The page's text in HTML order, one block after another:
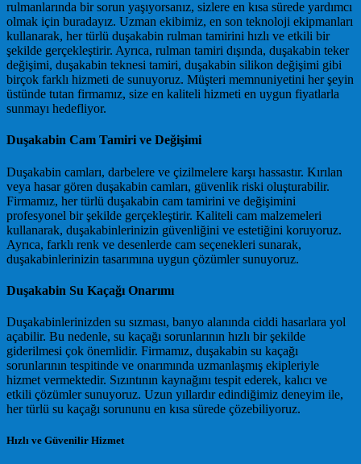
rulmanlarında bir sorun yaşıyorsanız, sizlere en kısa sürede yardımcı
olmak için buradayız. Uzman ekibimiz, en son teknoloji ekipmanları
kullanarak, her türlü duşakabin rulman tamirini hızlı ve etkili bir
şekilde gerçekleştirir. Ayrıca, rulman tamiri dışında, duşakabin teker
değişimi, duşakabin teknesi tamiri, duşakabin silikon değişimi gibi
birçok farklı hizmeti de sunuyoruz. Müşteri memnuniyetini her şeyin
üstünde tutan firmamız, size en kaliteli hizmeti en uygun fiyatlarla
sunmayı hedefliyor.
Duşakabin Cam Tamiri ve Değişimi
Duşakabin camları, darbelere ve çizilmelere karşı hassastır. Kırılan
veya hasar gören duşakabin camları, güvenlik riski oluşturabilir.
Firmamız, her türlü duşakabin cam tamirini ve değişimini
profesyonel bir şekilde gerçekleştirir. Kaliteli cam malzemeleri
kullanarak, duşakabinlerinizin güvenliğini ve estetiğini koruyoruz.
Ayrıca, farklı renk ve desenlerde cam seçenekleri sunarak,
duşakabinlerinizin tasarımına uygun çözümler sunuyoruz.
Duşakabin Su Kaçağı Onarımı
Duşakabinlerinizden su sızması, banyo alanında ciddi hasarlara yol
açabilir. Bu nedenle, su kaçağı sorunlarının hızlı bir şekilde
giderilmesi çok önemlidir. Firmamız, duşakabin su kaçağı
sorunlarının tespitinde ve onarımında uzmanlaşmış ekipleriyle
hizmet vermektedir. Sızıntının kaynağını tespit ederek, kalıcı ve
etkili çözümler sunuyoruz. Uzun yıllardır edindiğimiz deneyim ile,
her türlü su kaçağı sorununu en kısa sürede çözebiliyoruz.
Hızlı ve Güvenilir Hizmet